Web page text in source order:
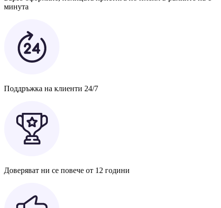
минута
Поддръжка на клиенти 24/7
Доверяват ни се повече от 12 години